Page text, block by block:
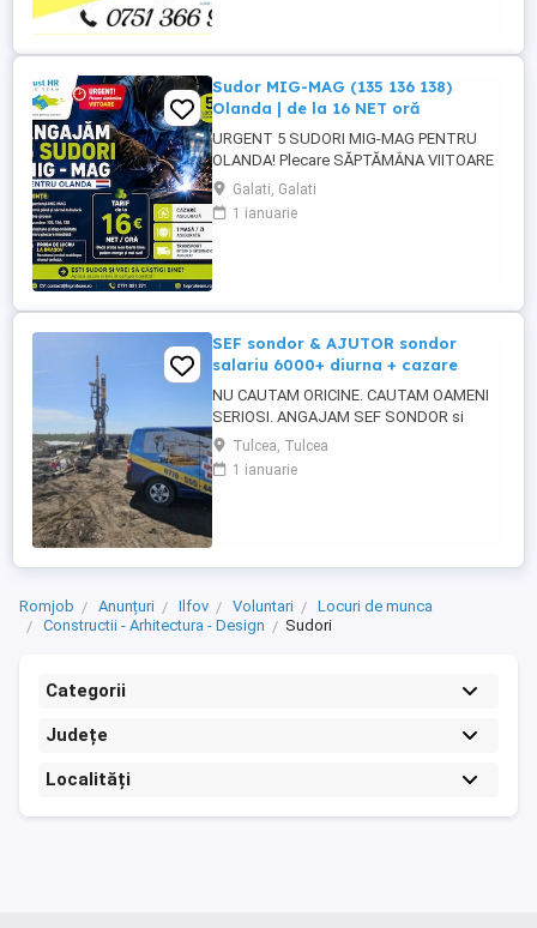
Sudor MIG-MAG (135 136 138)
Olanda | de la 16 NET oră
URGENT 5 SUDORI MIG-MAG PENTRU
OLANDA! Plecare SĂPTĂMÂNA VIITOARE
Tarif de la 16 NET oră și poate crește în
funcție de proba de lucru! Căutăm sudori
MIG-MAG cu experiență, pregătiți pentru
Galati, Galati
1 ianuarie
SEF sondor & AJUTOR sondor
salariu 6000+ diurna + cazare
NU CAUTAM ORICINE. CAUTAM OAMENI
SERIOSI. ANGAJAM SEF SONDOR si
AJUTOR SONDOR FORAJE PUTURI APA
Vrei salariu bun, cazare asigurata,
program clar si stabilitate pe termen lung?
organizat, ...
Tulcea, Tulcea
1 ianuarie
Romjob Anunțuri Ilfov Voluntari
Locuri de munca
Constructii - Arhitectura - Design
Sudori
Categorii
Județe
Localități